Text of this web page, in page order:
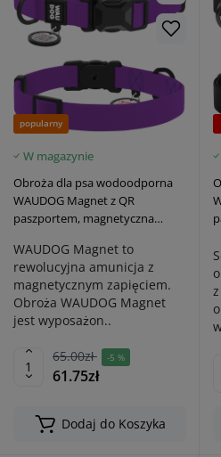
popularny
W magazynie
Obroża dla psa wodoodporna
WAUDOG Magnet z QR
paszportem, magnetyczna
WAUDOG Magnet to
rewolucyjna amunicja z
magnetycznym zapięciem.
Obroża WAUDOG Magnet
jest wyposażon..
65.00zł -5 %
61.75zł
Dodaj do Koszyka